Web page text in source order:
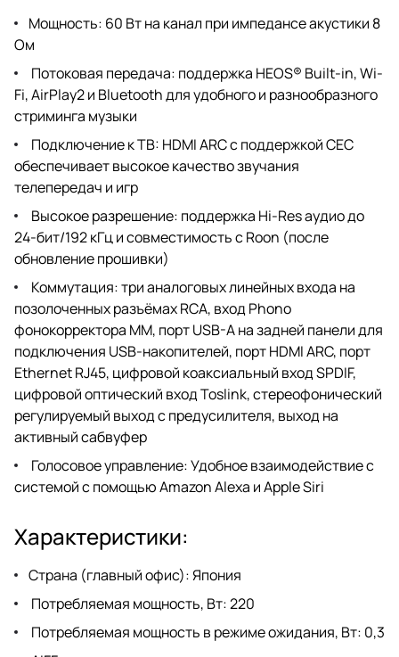
Мощность: 60 Вт на канал при импедансе акустики 8
Ом
Потоковая передача: поддержка HEOS® Built-in, Wi-
Fi, AirPlay2 и Bluetooth для удобного и разнообразного
стриминга музыки
Подключение к ТВ: HDMI ARC с поддержкой CEC
обеспечивает высокое качество звучания
телепередач и игр
Высокое разрешение: поддержка Hi-Res аудио до
24-бит/192 кГц и совместимость с Roon (после
обновление прошивки)
Коммутация: три аналоговых линейных входа на
позолоченных разъёмах RCA, вход Phono
фонокорректора MM, порт USB-A на задней панели для
подключения USB-накопителей, порт HDMI ARC, порт
Ethernet RJ45, цифровой коаксиальный вход SPDIF,
цифровой оптический вход Toslink, стереофонический
регулируемый выход с предусилителя, выход на
активный сабвуфер
Голосовое управление: Удобное взаимодействие с
системой с помощью Amazon Alexa и Apple Siri
Характеристики:
Страна (главный офис): Япония
Потребляемая мощность, Вт: 220
Потребляемая мощность в режиме ожидания, Вт: 0,3